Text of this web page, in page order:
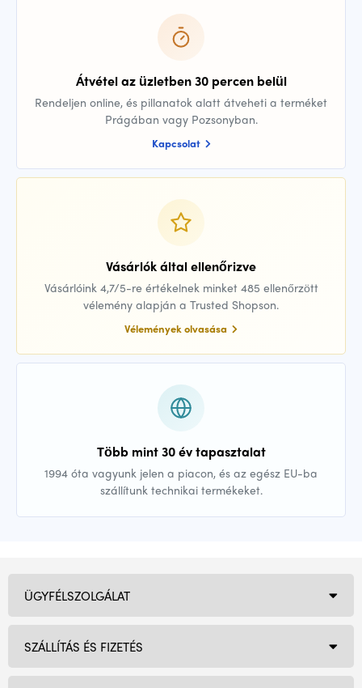
Átvétel az üzletben 30 percen belül
Rendeljen online, és pillanatok alatt átveheti a terméket
Prágában vagy Pozsonyban.
Kapcsolat
Vásárlók által ellenőrizve
Vásárlóink 4,7/5-re értékelnek minket 485 ellenőrzött
vélemény alapján a Trusted Shopson.
Vélemények olvasása
Több mint 30 év tapasztalat
1994 óta vagyunk jelen a piacon, és az egész EU-ba
szállítunk technikai termékeket.
ÜGYFÉLSZOLGÁLAT
SZÁLLÍTÁS ÉS FIZETÉS